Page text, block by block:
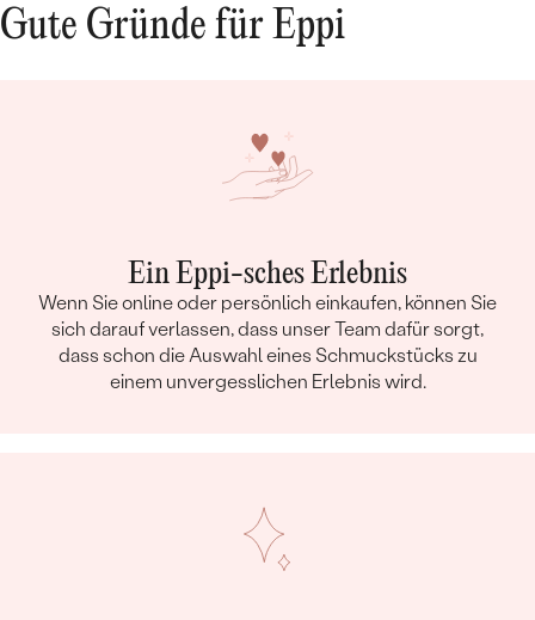
Gute Gründe für Eppi
Ein Eppi-sches Erlebnis
Wenn Sie online oder persönlich einkaufen, können Sie
sich darauf verlassen, dass unser Team dafür sorgt,
dass schon die Auswahl eines Schmuckstücks zu
einem unvergesslichen Erlebnis wird.